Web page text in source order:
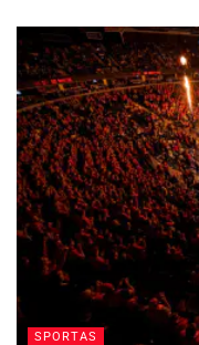
SPORTAS